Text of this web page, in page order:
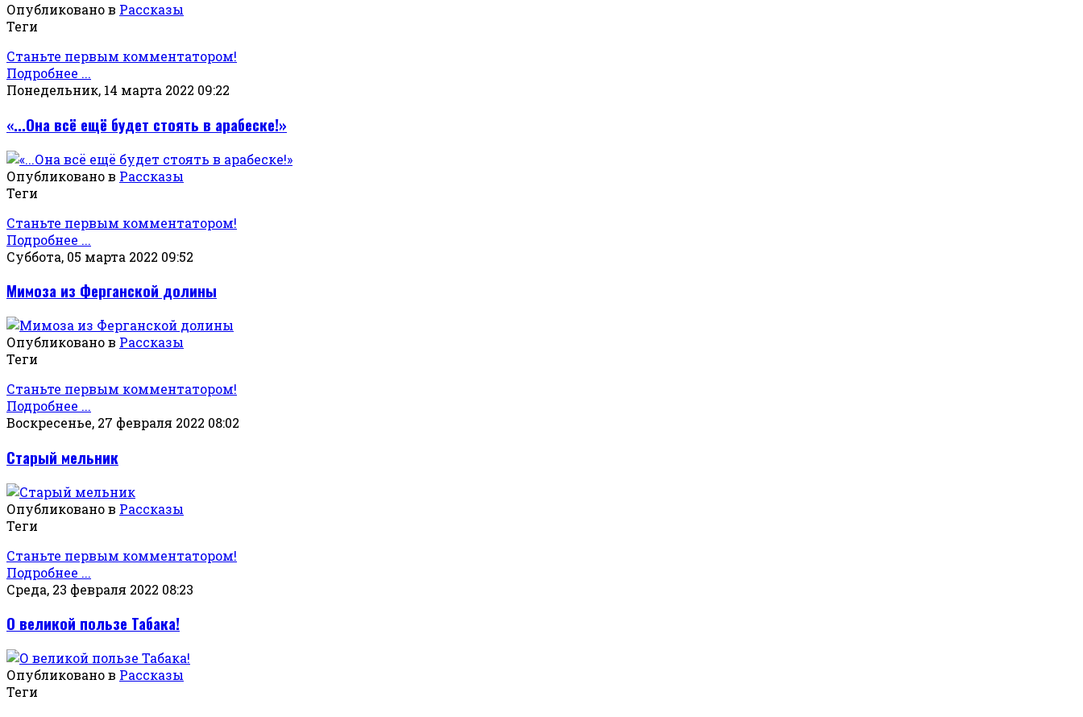
Опубликовано в Рассказы
Теги
Станьте первым комментатором!
Подробнее ...
Понедельник, 14 марта 2022 09:22
«...Она всё ещё будет стоять в арабеске!»
Опубликовано в Рассказы
Теги
Станьте первым комментатором!
Подробнее ...
Суббота, 05 марта 2022 09:52
Мимоза из Ферганской долины
Опубликовано в Рассказы
Теги
Станьте первым комментатором!
Подробнее ...
Воскресенье, 27 февраля 2022 08:02
Старый мельник
Опубликовано в Рассказы
Теги
Станьте первым комментатором!
Подробнее ...
Среда, 23 февраля 2022 08:23
О великой пользе Табака!
Опубликовано в Рассказы
Теги